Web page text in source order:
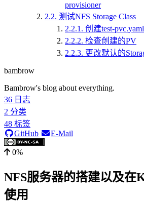
provisioner
2.2. 测试NFS Storage Class
2.2.1. 创建test-pvc.yaml
2.2.2. 检查创建的PV
2.2.3. 更改默认的
bambrow
Bambrow's blog about everything.
36 日志
2 分类
48 标签
GitHub
E-Mail
0%
NFS服务器的搭建以及在
使用